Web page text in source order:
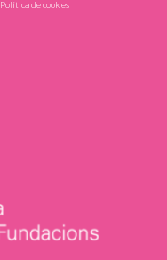
Política de cookies